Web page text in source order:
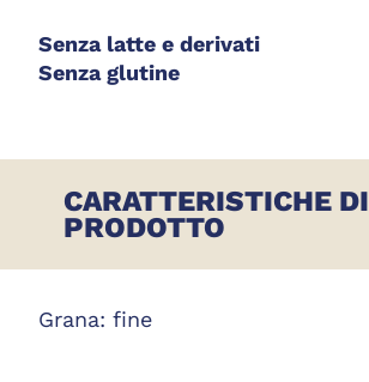
Senza latte e derivati
Senza glutine
CARATTERISTICHE DI
PRODOTTO
Grana: fine